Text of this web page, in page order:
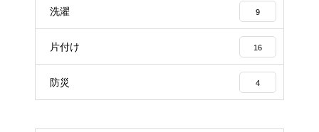
洗濯 9
片付け 16
防災 4